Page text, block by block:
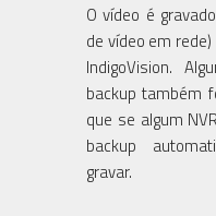
O vídeo é
de vídeo em
IndigoVision.
backup também
que se algum
backup
gravar.